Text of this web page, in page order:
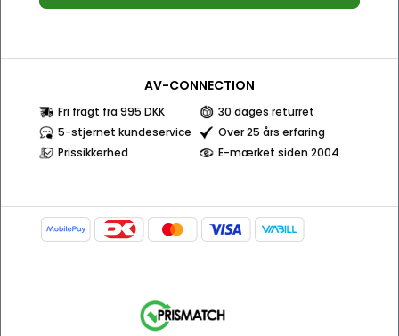
AV-CONNECTION
Fri fragt fra 995 DKK
30 dages returret
5-stjernet kundeservice
Over 25 års erfaring
Prissikkerhed
E-mærket siden 2004